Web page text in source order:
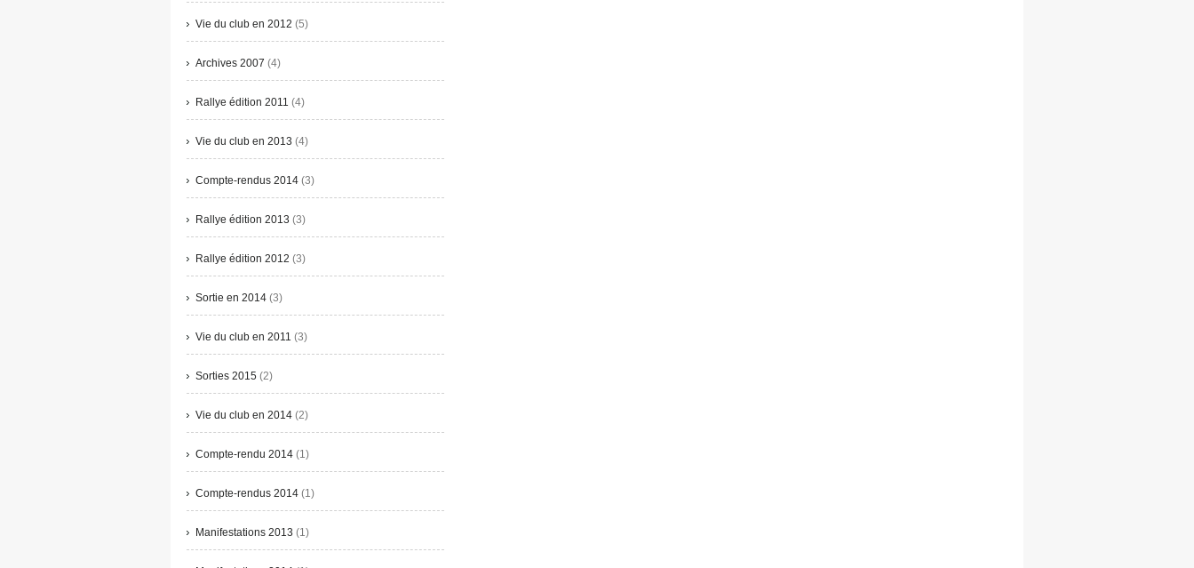
Vie du club en 2012 (5)
Archives 2007 (4)
Rallye édition 2011 (4)
Vie du club en 2013 (4)
Compte-rendus 2014 (3)
Rallye édition 2013 (3)
Rallye édition 2012 (3)
Sortie en 2014 (3)
Vie du club en 2011 (3)
Sorties 2015 (2)
Vie du club en 2014 (2)
Compte-rendu 2014 (1)
Compte-rendus 2014 (1)
Manifestations 2013 (1)